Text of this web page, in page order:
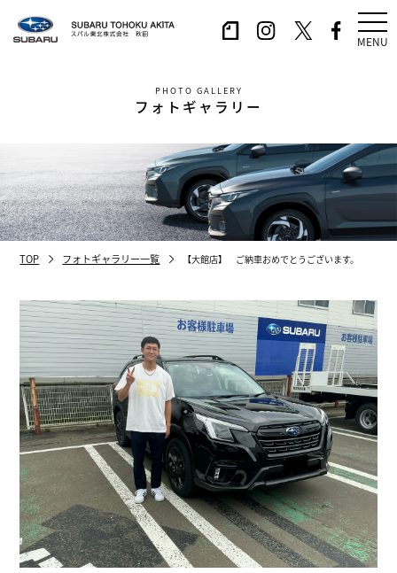
MENU
PHOTO GALLERY
フォトギャラリー
TOP フォトギャラリー一覧 【大館店】 ご納車おめでとうございます。